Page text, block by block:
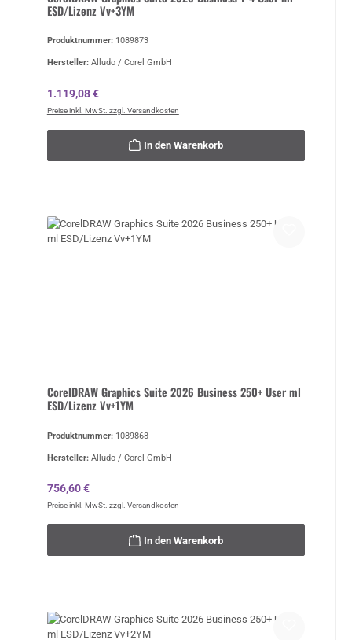
ESD/Lizenz Vv+3YM
Produktnummer: 1089873
Hersteller: Alludo / Corel GmbH
Regulärer Preis:
1.119,08 €
Preise inkl. MwSt. zzgl. Versandkosten
In den Warenkorb
CorelDRAW Graphics Suite 2026 Business 250+ User ml
ESD/Lizenz Vv+1YM
Produktnummer: 1089868
Hersteller: Alludo / Corel GmbH
Regulärer Preis:
756,60 €
Preise inkl. MwSt. zzgl. Versandkosten
In den Warenkorb